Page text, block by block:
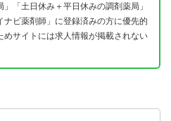
」「土日休み＋平日休みの調剤薬局」
ナビ薬剤師」に登録済みの方に優先的
めサイトには求人情報が掲載されない